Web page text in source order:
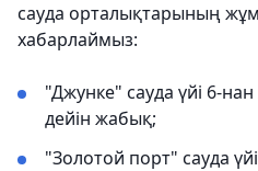
сауда орталықтарының
хабарлаймыз:
"Джунке" сауда үйі 6-
дейін жабық;
"Золотой порт" сауда